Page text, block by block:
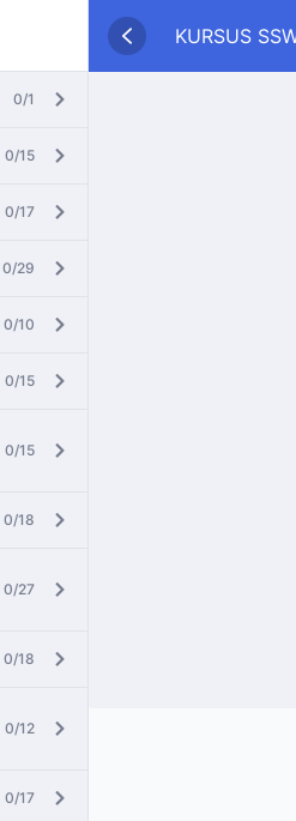
0/1
0/15
0/17
0/29
0/10
0/15
0/15
0/18
0/27
0/18
0/12
0/17
KURSUS